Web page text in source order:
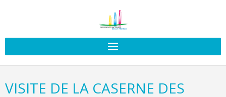
VISITE DE LA CASERNE DES